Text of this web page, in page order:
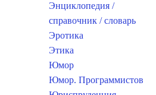
Энциклопедия /
справочник / словарь
Эротика
Этика
Юмор
Юмор. Программистов